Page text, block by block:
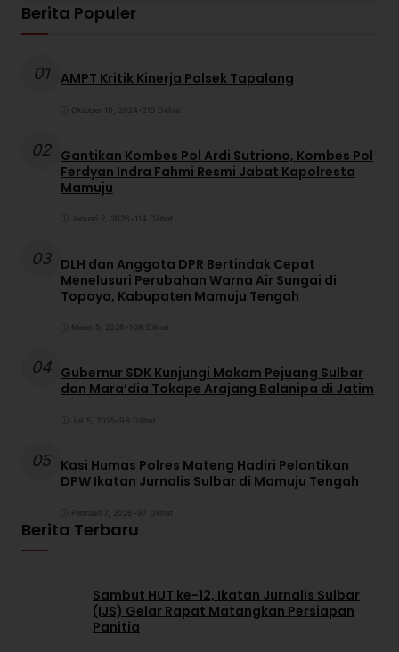
Berita Populer
01 AMPT Kritik Kinerja Polsek Tapalang
Oktober 10, 2024 215 Dilihat
02 Gantikan Kombes Pol Ardi Sutriono, Kombes Pol
Ferdyan Indra Fahmi Resmi Jabat Kapolresta
Mamuju
Januari 2, 2026 114 Dilihat
03 DLH dan Anggota DPR Bertindak Cepat
Menelusuri Perubahan Warna Air Sungai di
Topoyo, Kabupaten Mamuju Tengah
Maret 5, 2026 108 Dilihat
04 Gubernur SDK Kunjungi Makam Pejuang Sulbar
dan Mara’dia Tokape Arajang Balanipa di Jatim
Juli 5, 2025 98 Dilihat
05 Kasi Humas Polres Mateng Hadiri Pelantikan
DPW Ikatan Jurnalis Sulbar di Mamuju Tengah
Februari 7, 2026 97 Dilihat
Berita Terbaru
Sambut HUT ke-12, Ikatan Jurnalis Sulbar
(IJS) Gelar Rapat Matangkan Persiapan
Panitia